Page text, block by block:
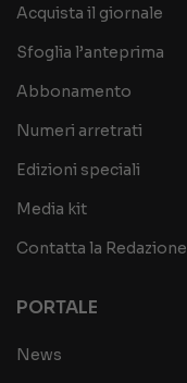
Acquista il giornale
Sfoglia l’anteprima
Abbonamento
Numeri arretrati
Edizioni speciali
Media kit
Contatta la Redazione
PORTALE
News